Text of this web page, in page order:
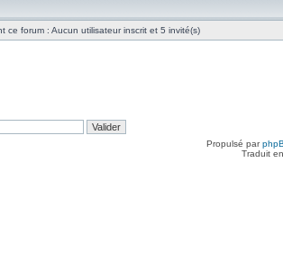
ce forum : Aucun utilisateur inscrit et 5 invité(s)
Propulsé par
Traduit